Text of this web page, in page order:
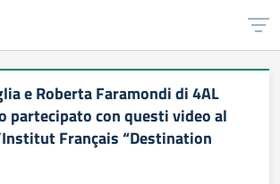
e Roberta Faramondi di 4AL
partecipato con questi video al
Français “Destination